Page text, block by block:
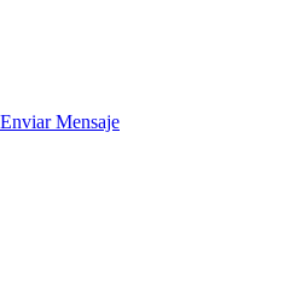
Enviar Mensaje